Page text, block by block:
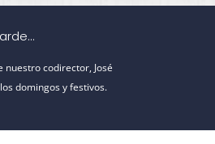
codirector, José
domingos y festivos.